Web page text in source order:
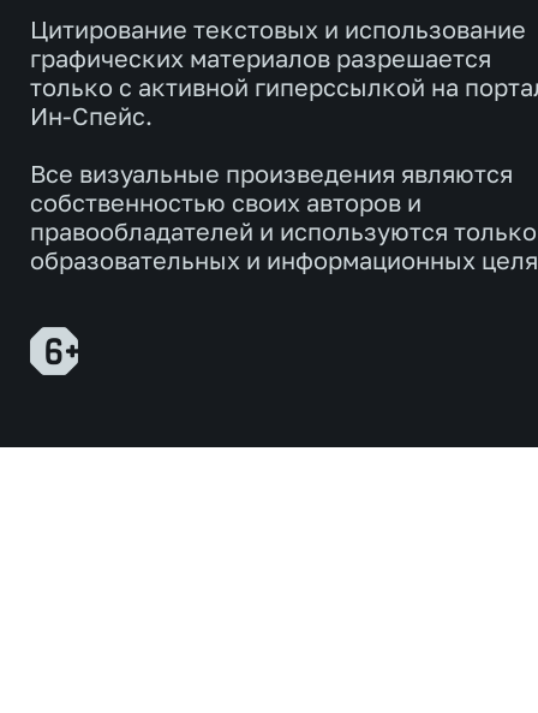
Цитирование текстовых и использование
графических материалов разрешается
только с активной гиперссылкой на
Ин-Спейс.
Все визуальные произведения являются
собственностью своих авторов и
правообладателей и используются
образовательных и информационных